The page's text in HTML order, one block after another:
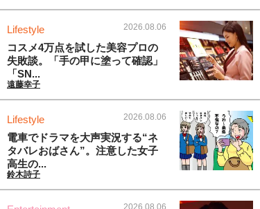
Lifestyle 2026.08.06
コスメ4万点を試した美容プロの
失敗談。「手の甲に塗って確認」
「SN...
遠藤幸子
Lifestyle 2026.08.06
電車でドラマを大声実況する“ネ
タバレおばさん”。注意した女子
高生の...
鈴木詩子